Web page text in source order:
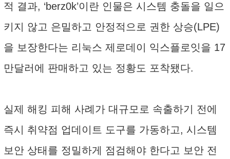
적 결과, ‘berz0k’이란 인물은 시스템 충돌을 일으
키지 않고 은밀하고 안정적으로 권한 상승(LPE)
을 보장한다는 리눅스 제로데이 익스플로잇을 17
만달러에 판매하고 있는 정황도 포착됐다.
실제 해킹 피해 사례가 대규모로 속출하기 전에
즉시 취약점 업데이트 도구를 가동하고, 시스템
보안 상태를 정밀하게 점검해야 한다고 보안 전